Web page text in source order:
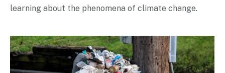
learning about the phenomena of climate change.